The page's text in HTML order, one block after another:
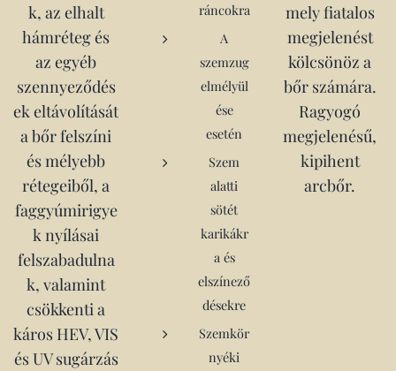
k, az elhalt
hámréteg és
az egyéb
szennyeződés
ek eltávolítását
a bőr felszíni
és mélyebb
rétegeiből, a
faggyúmirigye
k nyílásai
felszabadulna
k, valamint
csökkenti a
káros HEV, VIS
és UV sugárzás
ráncokra
A
szemzug
elmélyül
ése
esetén
Szem
alatti
sötét
karikákr
a és
elszínező
désekre
Szemkör
nyéki
mely fiatalos
megjelenést
kölcsönöz a
bőr számára.
Ragyogó
megjelenésű,
kipihent
arcbőr.